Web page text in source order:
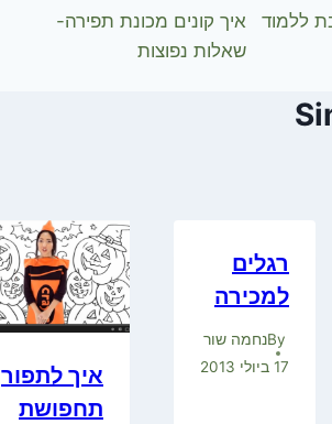
ללמוד
איך קונים מכונת תפירה-
שאלות נפוצות
רגלים
למכירה
Byנחמה שור
17 ביולי 2013
איך לתפור
תחפושת